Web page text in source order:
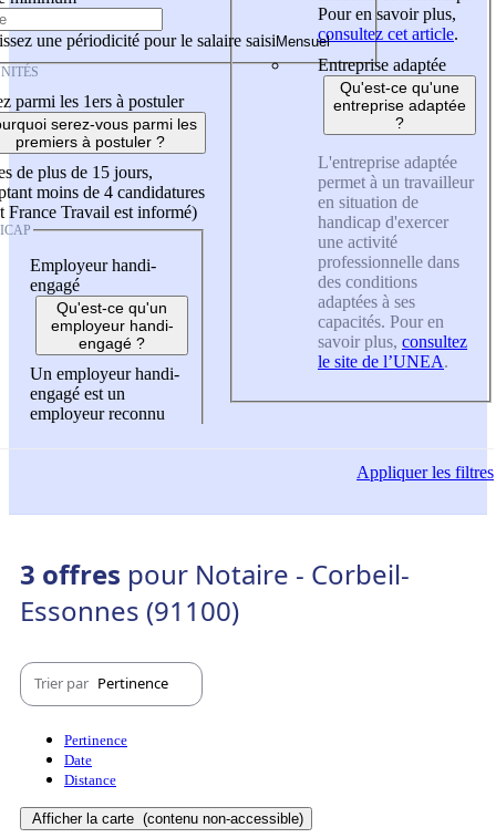
une périodicité pour le salaire saisi
parmi les 1ers à postuler
serez-vous parmi les
premiers à postuler ?
de plus de 15 jours,
moins de 4 candidatures
France Travail est informé)
Employeur handi-
engagé
Qu'est-ce qu'un
employeur handi-
engagé ?
Un employeur handi-
engagé est un
employeur reconnu
Pour en savoir plus,
consultez cet article.
Entreprise adaptée
Qu'est-ce qu'une
entreprise adaptée
?
L'entreprise adaptée
permet à un travailleur
en situation de
handicap d'exercer
une activité
professionnelle dans
des conditions
adaptées à ses
capacités. Pour en
savoir plus, consultez
le site de l’UNEA.
Appliquerles filtres
3 offres pour Notaire - Corbeil-
Essonnes (91100)
Trier par Pertinence
Pertinence
Date
Distance
Afficher la carte (contenu non-accessible)